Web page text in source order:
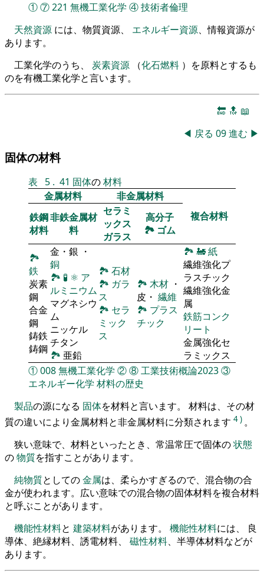
①⑦221 無機工業化学 ④技術者倫理
天然資源 には、物質資源、 エネルギー資源、情報資源が
あります。
工業化学のうち、 炭素資源 （化石燃料 ）を原料とするも
のを有機工業化学と言います。
🔚 🔝 📖
◀ 戻る 09進む ▶
固体の材料
表 5 . 41 固体の材料
金属材料
非金属材料
複合材料
鉄鋼
材料
非鉄金属材
料
セラミ
ックス
ガラス
高分子
🏞 ゴム
🏞
鉄
炭素
鋼
合金
鋼
鋳鉄
鋳鋼
金・銀 ・
銅
🏞 🧪 ⚛ ア
ルミニウム
マグネシウ
ム
ニッケル
チタン
🏞 亜鉛
🏞 石材
🏞 ガラ
ス
🏞 セラ
ミック
ス
🏞 木材 ・
皮・ 繊維
🏞 プラス
チック
🏞 🚂紙
繊維強化プ
ラスチック
繊維強化金
属
鉄筋コンク
リート
金属強化セ
ラミックス
①008無機工業化学 ②⑧工業技術概論2023③
エネルギー化学 材料の歴史
製品の源になる 固体を材料と言います。 材料は、その材
質の違いにより金属材料と非金属材料に分類されます 4) 。
狭い意味で、材料といったとき、常温常圧で固体の状態
の物質を指すことがあります。
純物質としての金属は、柔らかすぎるので、混合物の合
金が使われます。広い意味での混合物の固体材料を複合材料
と呼ぶことがあります。
機能性材料と 建築材料があります。 機能性材料には、 良
導体、絶縁材料、誘電材料、 磁性材料、半導体材料などが
あります。